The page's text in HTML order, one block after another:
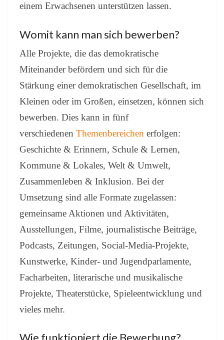
einem Erwachsenen unterstützen lassen.
Womit kann man sich bewerben?
Alle Projekte, die das demokratische
Miteinander befördern und sich für die
Stärkung einer demokratischen Gesellschaft, im
Kleinen oder im Großen, einsetzen, können sich
bewerben. Dies kann in fünf
verschiedenen Themenbereichen erfolgen:
Geschichte & Erinnern, Schule & Lernen,
Kommune & Lokales, Welt & Umwelt,
Zusammenleben & Inklusion. Bei der
Umsetzung sind alle Formate zugelassen:
gemeinsame Aktionen und Aktivitäten,
Ausstellungen, Filme, journalistische Beiträge,
Podcasts, Zeitungen, Social-Media-Projekte,
Kunstwerke, Kinder- und Jugendparlamente,
Facharbeiten, literarische und musikalische
Projekte, Theaterstücke, Spieleentwicklung und
vieles mehr.